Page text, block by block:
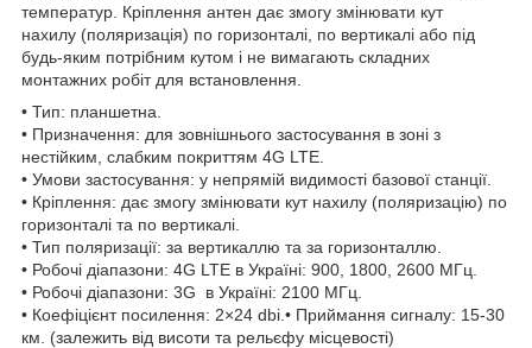
температур. Кріплення антен дає змогу змінювати кут
нахилу (поляризація) по горизонталі, по вертикалі або під
будь-яким потрібним кутом і не вимагають складних
монтажних робіт для встановлення.
• Тип: планшетна.
• Призначення: для зовнішнього застосування в зоні з
нестійким, слабким покриттям 4G LTE.
• Умови застосування: у непрямій видимості базової станції.
• Кріплення: дає змогу змінювати кут нахилу (поляризацію) по
горизонталі та по вертикалі.
• Тип поляризації: за вертикаллю та за горизонталлю.
• Робочі діапазони: 4G LTE в Україні: 900, 1800, 2600 МГц.
• Робочі діапазони: 3G в Україні: 2100 МГц.
• Коефіцієнт посилення: 2×24 dbi.• Приймання сигналу: 15-30
км. (залежить від висоти та рельєфу місцевості)